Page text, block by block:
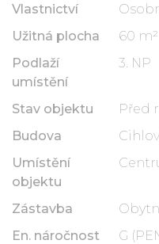
Vlastnictví
Užitná plocha
60 m²
Podlaží
umístění
3. NP
Stav objektu
Před
Budova
Umístění
objektu
Zástavba
En. náročnost
G